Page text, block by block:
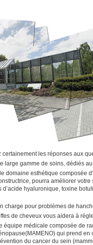
les réponses aux
large gamme de soins, dédiés au
domaine esthétique composée
pourra améliorer votre
hyaluronique, toxine
charge pour problèmes de
de cheveux vous aidera à
équipe médicale composée de
qui prend en
du cancer du sein